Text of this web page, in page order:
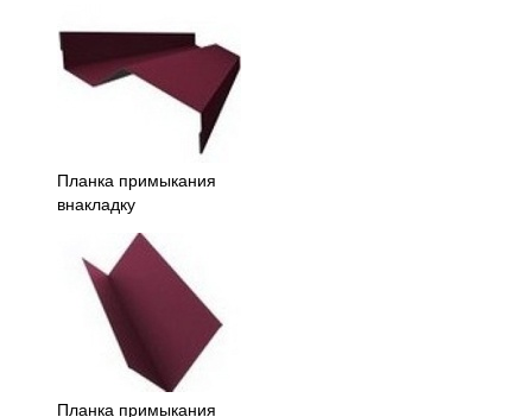
Планка примыкания
внакладку
Планка примыкания